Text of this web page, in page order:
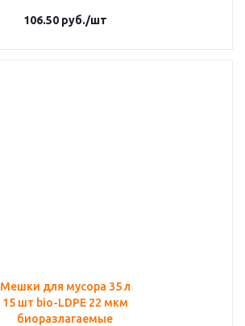
106.50руб./шт
Мешки для мусора 35 л
15 шт bio-LDPE 22 мкм
биоразлагаемые